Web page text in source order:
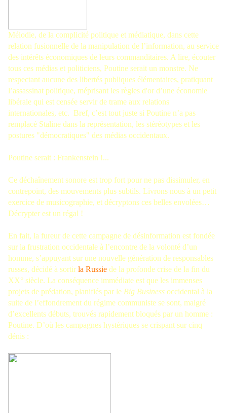
Mélodie, de la complicité politique et médiatique, dans cette
relation fusionnelle de la manipulation de l’information, au service
des intérêts économiques de leurs commanditaires. A lire, écouter
tous ces médias et politiciens, Poutine serait un monstre. Ne
respectant aucune des libertés publiques élémentaires, pratiquant
l’assassinat politique, méprisant les règles d'or d’une économie
libérale qui est censée servir de trame aux relations
internationales, etc. Bref, c’est tout juste si Poutine n’a pas
remplacé Staline dans la représentation, les stéréotypes et les
postures "démocratiques" des médias occidentaux.
Poutine serait : Frankenstein !...
Ce déchaînement sonore est trop fort pour ne pas dissimuler, en
contrepoint, des mouvements plus subtils. Livrons nous à un petit
exercice de musicographie, et décryptons ces belles envolées…
Décrypter est un régal !
En fait, la fureur de cette campagne de désinformation est fondée
sur la frustration occidentale à l’encontre de la volonté d’un
homme, s’appuyant sur une nouvelle génération de responsables
russes, décidé à sortir la Russie de la profonde crise de la fin du
XX° siècle. La conséquence immédiate est que les immenses
projets de prédation, planifiés par le Big Business occidental à la
suite de l’effondrement du régime communiste se sont, malgré
d’excellents débuts, trouvés rapidement bloqués par un homme :
Poutine. D’où les campagnes hystériques se crispant sur cinq
dénis :